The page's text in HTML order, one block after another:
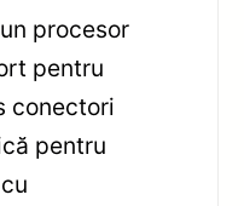
procesor
pentru
conectori
pentru